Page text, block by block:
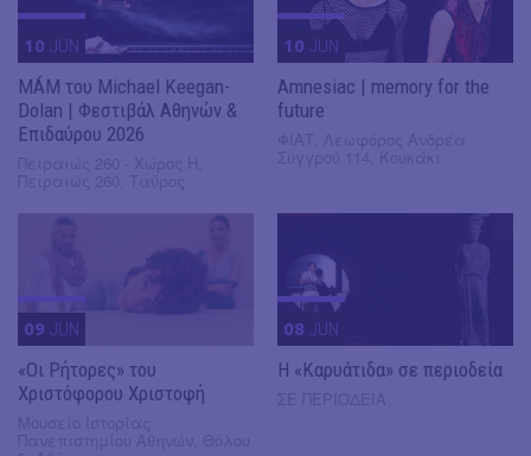
10 JUN
MÁM του Michael Keegan-
Dolan | Φεστιβάλ Αθηνών &
Επιδαύρου 2026
10 JUN
Amnesiac | memory for the
future
09 JUN
«Οι Ρήτορες» του
Χριστόφορου Χριστοφή
08 JUN
Η «Καρυάτιδα» σε περιοδεία